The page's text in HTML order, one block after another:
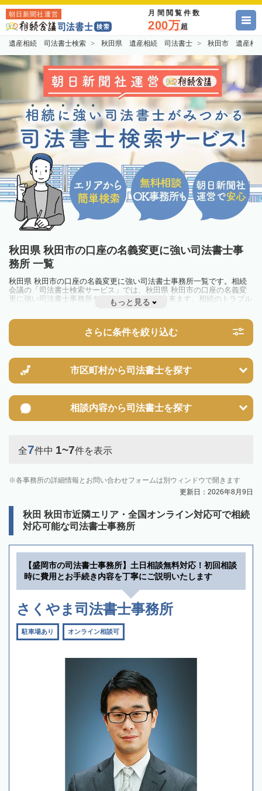
朝日新聞社運営 月間閲覧件数
200万超
遺産相続 司法書士検索 秋田県 遺産相続 司法書士 秋田市 遺産相
秋田県 秋田市の口座の名義変更に強い司法書士事
務所 一覧
秋田県 秋田市の口座の名義変更に強い司法書士事務所一覧です。相続
会議の「司法書士検索サービス」では、秋田県 秋田市の口座の名義変
更に強い司法書士事務所を一覧で見ることが出来ます。相続のトラブル
やお悩みを抱えている方は一度近隣の司法書士に相談してみましょう。
もっと見る
さらに条件を絞り込む
市区町村から司法書士を探す
相談内容から司法書士を探す
全7件中 1~7件を表示
各事務所の詳細情報とお問い合わせフォームは別ウィンドウで開きます
更新日：2026年8月9日
秋田 秋田市近隣エリア・全国オンライン対応可で相続
対応可能な司法書士事務所
【盛岡市の司法書士事務所】土日相談無料対応！初回相談
時に費用とお手続き内容を丁寧にご説明いたします
さくやま司法書士事務所
駐車場あり オンライン相談可